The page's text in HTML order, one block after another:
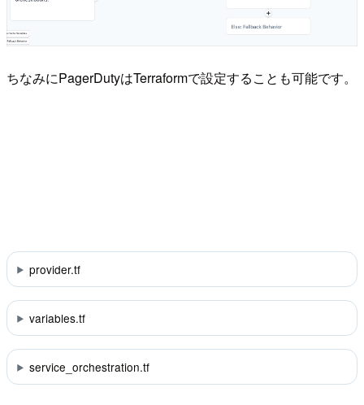
ちなみにPagerDutyはTerraformで設定することも可能です。
provider.tf
variables.tf
service_orchestration.tf